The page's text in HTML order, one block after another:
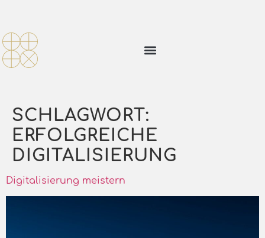
SCHLAGWORT:
ERFOLGREICHE
DIGITALISIERUNG
Digitalisierung meistern